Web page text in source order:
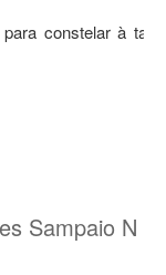
constelar à
Sampaio N